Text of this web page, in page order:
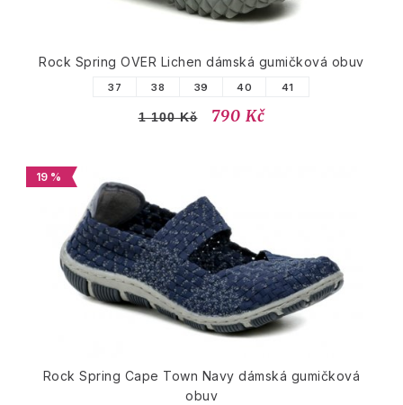
Rock Spring OVER Lichen dámská gumičková obuv
37 38 39 40 41
1 100 Kč 790 Kč
19 %
Rock Spring Cape Town Navy dámská gumičková
obuv